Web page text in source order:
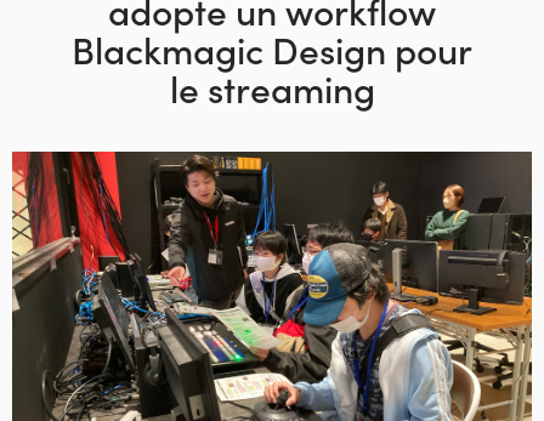
Images de presse
Austria
China
Denmark
Finland
France
Germany
adopte un workflow
Blackmagic Design pour
le streaming